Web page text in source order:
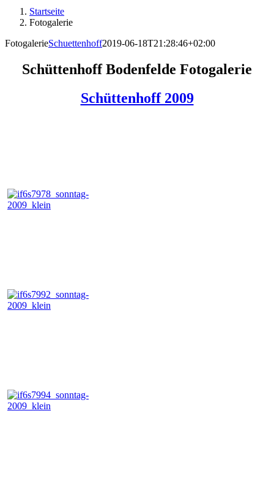
Startseite
Fotogalerie
FotogalerieSchuettenhoff2019-06-18T21:28:46+02:00
Schüttenhoff Bodenfelde Fotogalerie
Schüttenhoff 2009